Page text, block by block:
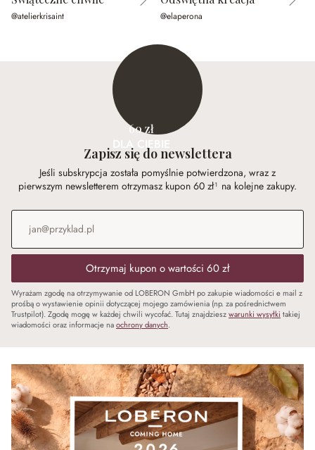
@atelierkrisaint @elaperona
60 zł
DLA CIEBIE
Zapisz się do newslettera
Jeśli subskrypcja została pomyślnie potwierdzona, wraz z
pierwszym newsletterem otrzymasz kupon 60 zł¹ na kolejne zakupy.
Adres e-mail
Otrzymaj kupon o wartości 60 zł
Wyrażam zgodę na otrzymywanie od LOBERON GmbH po zakupie wiadomości e mail z
prośbą o wystawienie opinii dotyczącej mojego zamówienia (np. za pośrednictwem
Trustpilot). Zgodę mogę w każdej chwili wycofać. Tutaj znajdzieszwarunki wysyłki takiej
wiadomości oraz informacje naochrony danych.